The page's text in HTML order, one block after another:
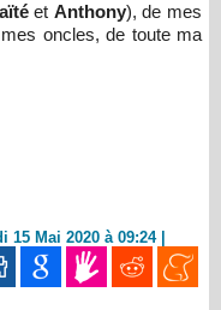
et Anthony), de mes
oncles, de toute ma
15 Mai 2020 à 09:24